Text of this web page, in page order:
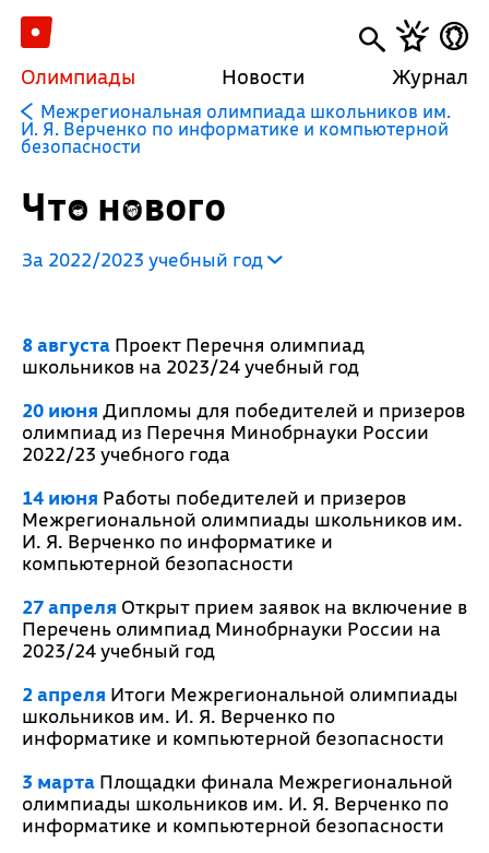
Олимпиады Новости Журнал
Межрегиональная олимпиада школьников им.
И. Я. Верченко по информатике и компьютерной
безопасности
Что нового
За 2022/2023 учебный год
8 августаПроект Перечня олимпиад
школьников на 2023/24 учебный год
20 июня Дипломы для победителей и призеров
олимпиад из Перечня Минобрнауки России
2022/23 учебного года
14 июня Работы победителей и призеров
Межрегиональной олимпиады школьников им.
И. Я. Верченко по информатике и
компьютерной безопасности
27 апреля Открыт прием заявок на включение в
Перечень олимпиад Минобрнауки России на
2023/24 учебный год
2 апреля Итоги Межрегиональной олимпиады
школьников им. И. Я. Верченко по
информатике и компьютерной безопасности
3 мартаПлощадки финала Межрегиональной
олимпиады школьников им. И. Я. Верченко по
информатике и компьютерной безопасности